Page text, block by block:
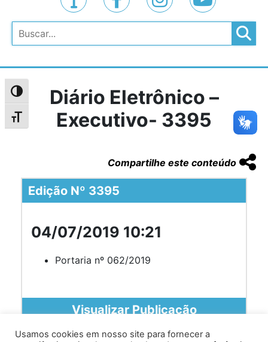
Alternar alto contraste
Alternar tamanho da fonte
Pesquisar
Diário Eletrônico –
Executivo- 3395
Compartilhe este conteúdo
Edição Nº 3395
04/07/2019 10:21
Portaria nº 062/2019
Visualizar Publicação
Usamos cookies em nosso site para fornecer a